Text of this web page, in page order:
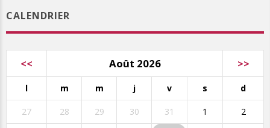
CALENDRIER
<< Août 2026 >>
l m m j v s d
27 28 29 30 31 1 2